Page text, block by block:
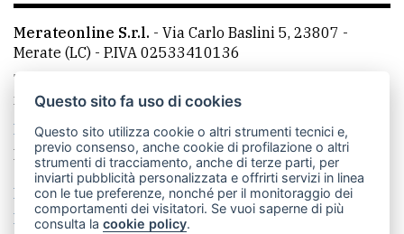
Merateonline S.r.l. - Via Carlo Baslini 5, 23807 -
Merate (LC) - P.IVA 02533410136
Telefono:
mail: redazione@leccoonline.com
La redazione
MerateOnline CasateOnline
RSS
Made by VIP
Privacy policy
Cookie policy
Rivedi le tue scelte sui cookie
Questo sito fa uso di cookies
Questo sito utilizza cookie o altri strumenti tecnici e,
previo consenso, anche cookie di profilazione o altri
strumenti di tracciamento, anche di terze parti, per
inviarti pubblicità personalizzata e offrirti servizi in linea
con le tue preferenze, nonché per il monitoraggio dei
comportamenti dei visitatori. Se vuoi saperne di più
consulta lacookie policy.